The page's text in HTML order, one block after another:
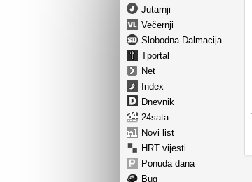
Jutarnji
Večernji
Slobodna Dalmacija
Tportal
Net
Index
Dnevnik
24sata
Novi list
HRT vijesti
Ponuda dana
Bug